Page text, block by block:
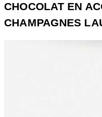
CHOCOLAT EN
CHAMPAGNES